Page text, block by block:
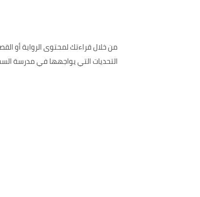
من خلال قراءتك لمحتوى الرواية أو
التحديات التي يواجهها في مدرسة